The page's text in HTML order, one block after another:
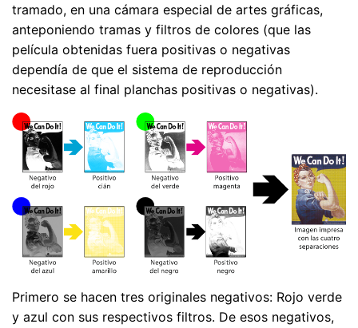
tramado, en una cámara especial de artes gráficas,
anteponiendo tramas y filtros de colores (que las
película obtenidas fuera positivas o negativas
dependía de que el sistema de reproducción
necesitase al final planchas positivas o negativas).
Primero se hacen tres originales negativos: Rojo verde
y azul con sus respectivos filtros. De esos negativos,